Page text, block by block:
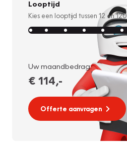
Looptijd
Kies een looptijd tussen 12 en120
Uw maandbedrag:
€ 114,-
Offerte aanvragen